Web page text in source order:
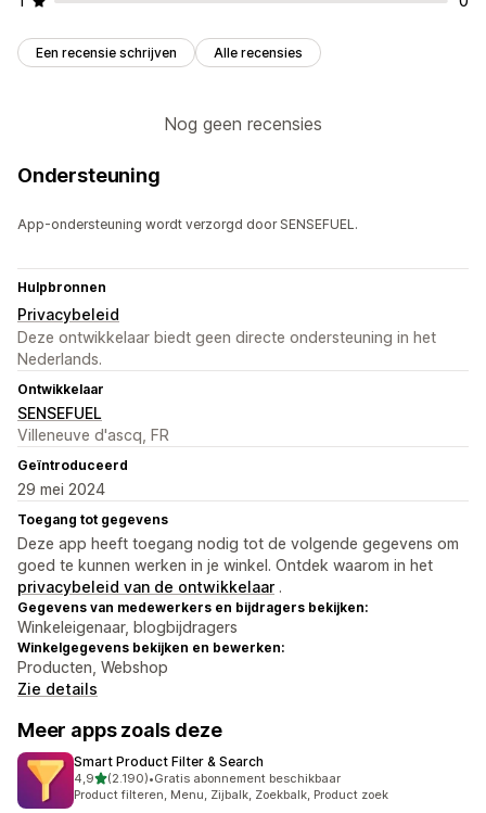
Een recensie schrijven Alle recensies
Nog geen recensies
Ondersteuning
App-ondersteuning wordt verzorgd door SENSEFUEL.
Hulpbronnen
Privacybeleid
Deze ontwikkelaar biedt geen directe ondersteuning in het
Nederlands.
Ontwikkelaar
SENSEFUEL
Villeneuve d'ascq, FR
Geïntroduceerd
29 mei 2024
Toegang tot gegevens
Deze app heeft toegang nodig tot de volgende gegevens om
goed te kunnen werken in je winkel. Ontdek waarom in het
privacybeleid van de ontwikkelaar .
Gegevens van medewerkers en bijdragers bekijken:
Winkeleigenaar, blogbijdragers
Winkelgegevens bekijken en bewerken:
Producten, Webshop
Zie details
Meer apps zoals deze
Smart Product Filter & Search
4,9van 5 sterren
(2.190)
2190 recensies in totaal
•Gratis abonnement beschikbaar
Product filteren, Menu, Zijbalk, Zoekbalk, Product zoek